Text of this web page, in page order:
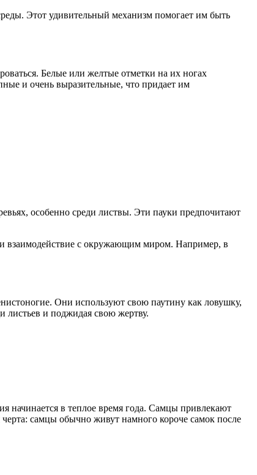
Этот удивительный механизм помогает им быть
Белые или желтые отметки на их ногах
и очень выразительные, что придает им
особенно среди листвы. Эти пауки предпочитают
взаимодействие с окружающим миром. Например, в
Они используют свою паутину как ловушку,
листьев и поджидая свою жертву.
начинается в теплое время года. Самцы привлекают
самцы обычно живут намного короче самок после